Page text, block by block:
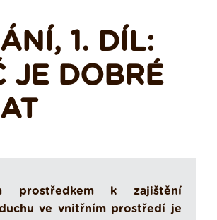
1. DÍL:
JE DOBRÉ
prostředkem k zajištění
ve vnitřním prostředí je